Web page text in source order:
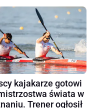
kajakarze gotowi
świata w
Trener ogłosił